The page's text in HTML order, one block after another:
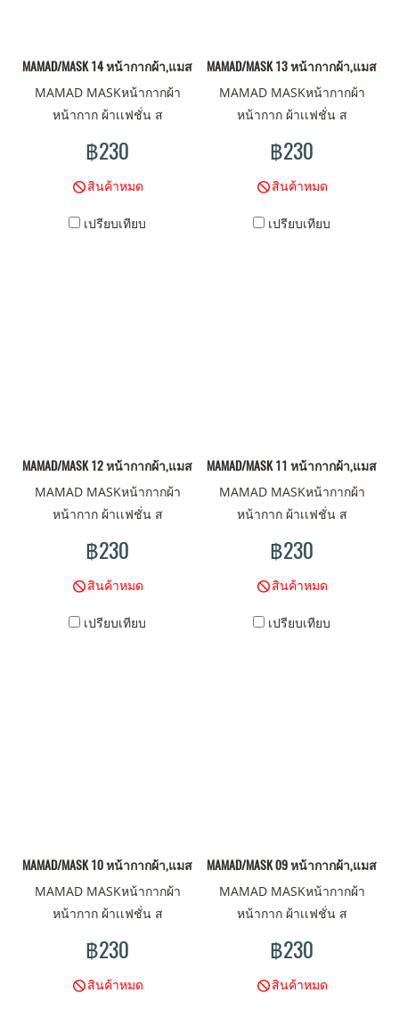
MAMAD/MASK 14 หน้ากากผ้า,แมสผ้า,ผ้าปิดจมูก
MAMAD MASKหน้ากากผ้า
หน้ากาก ผ้าเเฟชั่น ส
ไม่เหมือนใคร มาพร้อม คุณภาพ
ผ้าเนื้อดี พร้อมปกป้องคุณ
฿230
สินค้าหมด
เปรียบเทียบ
MAMAD/MASK 13 หน้ากากผ้า,แมสผ้
MAMAD MASKหน้ากากผ้า
หน้ากาก ผ้าเเฟชั่น ส
ไม่เหมือนใคร มาพร้อม คุณภาพ
ผ้าเนื้อดี พร้อมปกป้องคุณ
฿230
สินค้าหมด
เปรียบเทียบ
MAMAD/MASK 12 หน้ากากผ้า,แมสผ้า,ผ้าปิดจมูก
MAMAD MASKหน้ากากผ้า
หน้ากาก ผ้าเเฟชั่น ส
ไม่เหมือนใคร มาพร้อม คุณภาพ
ผ้าเนื้อดี พร้อมปกป้องคุณ
฿230
สินค้าหมด
เปรียบเทียบ
MAMAD/MASK 11 หน้ากากผ้า,แมสผ้
MAMAD MASKหน้ากากผ้า
หน้ากาก ผ้าเเฟชั่น ส
ไม่เหมือนใคร มาพร้อม คุณภาพ
ผ้าเนื้อดี พร้อมปกป้องคุณ
฿230
สินค้าหมด
เปรียบเทียบ
MAMAD/MASK 10 หน้ากากผ้า,แมสผ้า,ผ้าปิดจมูก
MAMAD MASKหน้ากากผ้า
หน้ากาก ผ้าเเฟชั่น ส
ไม่เหมือนใคร มาพร้อม คุณภาพ
ผ้าเนื้อดี พร้อมปกป้องคุณ
฿230
สินค้าหมด
MAMAD/MASK 09 หน้ากากผ้า,แมสผ้
MAMAD MASKหน้ากากผ้า
หน้ากาก ผ้าเเฟชั่น ส
ไม่เหมือนใคร มาพร้อม คุณภาพ
ผ้าเนื้อดี พร้อมปกป้องคุณ
฿230
สินค้าหมด